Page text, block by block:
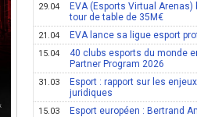
29.04
EVA (Esports Virtual
tour de table de 35M€
21.04 EVA lance sa ligue esport
15.04
40 clubs esports du monde
Partner Program 2026
31.03
Esport : rapport sur les
juridiques
15.03
Esport européen : Bertrand